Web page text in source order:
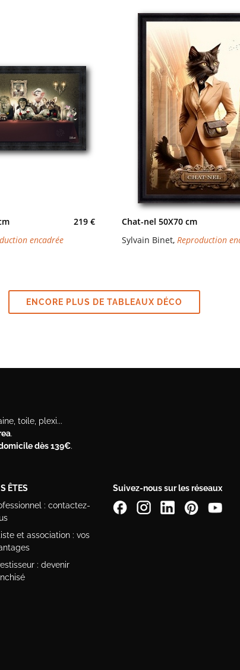
219 €
encadrée
Chat-nel 50X70 cm
Sylvain Binet, Reproduction
ENCORE PLUS DE TABLEAUX DÉCO
toile, plexi...
.
dès 139€.
ÊTES
: contactez-
et association : vos
: devenir
Suivez-nous sur les réseaux